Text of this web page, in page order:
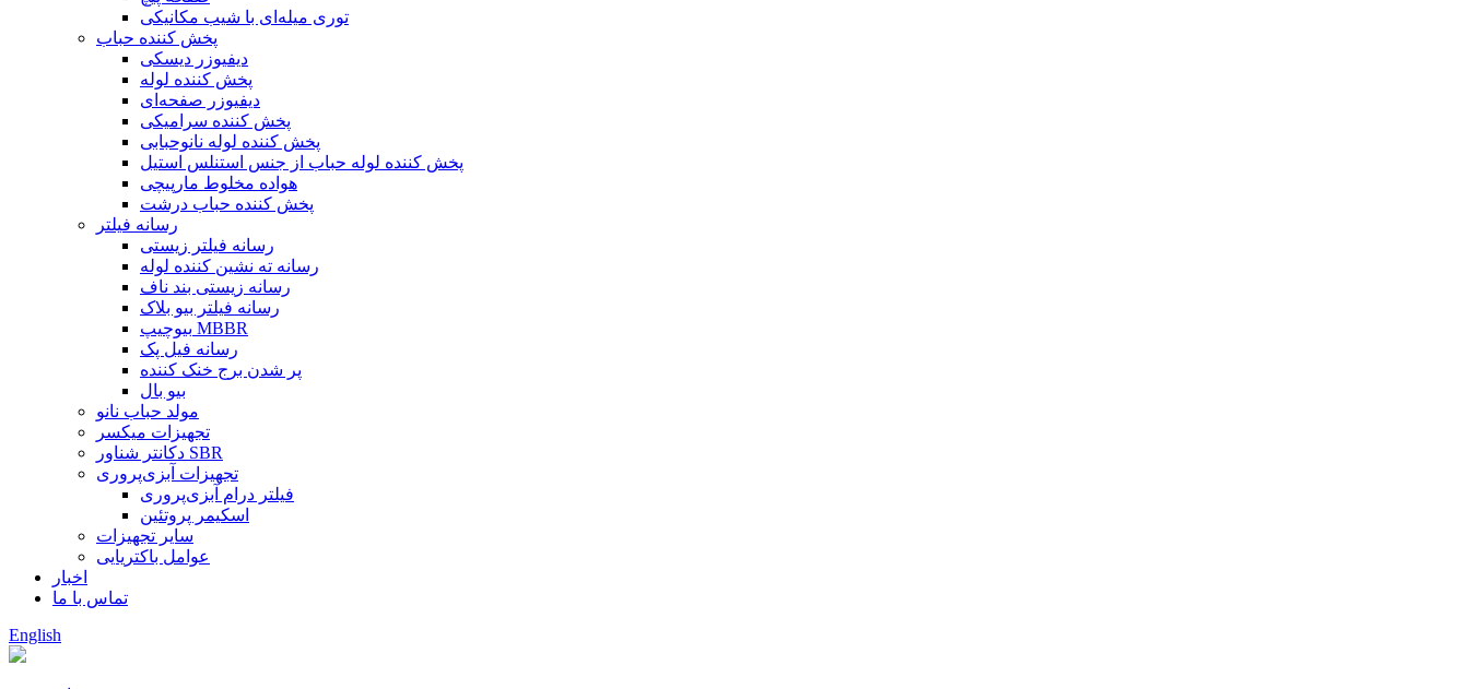
توری میله‌ای با شیب مکانیکی
پخش کننده حباب
دیفیوزر دیسکی
پخش کننده لوله
دیفیوزر صفحه‌ای
پخش کننده سرامیکی
پخش کننده لوله نانوحبابی
پخش کننده لوله حباب از جنس استنلس استیل
هواده مخلوط مارپیچی
پخش کننده حباب درشت
رسانه فیلتر
رسانه فیلتر زیستی
رسانه ته نشین کننده لوله
رسانه زیستی بند ناف
رسانه فیلتر بیو بلاک
بیوچیپ MBBR
رسانه فیل پک
پر شدن برج خنک کننده
بیو بال
مولد حباب نانو
تجهیزات میکسر
دکانتر شناور SBR
تجهیزات آبزی‌پروری
فیلتر درام آبزی‌پروری
اسکیمر پروتئین
سایر تجهیزات
عوامل باکتریایی
اخبار
تماس با ما
English